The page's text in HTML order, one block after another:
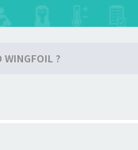
WINGFOIL ?